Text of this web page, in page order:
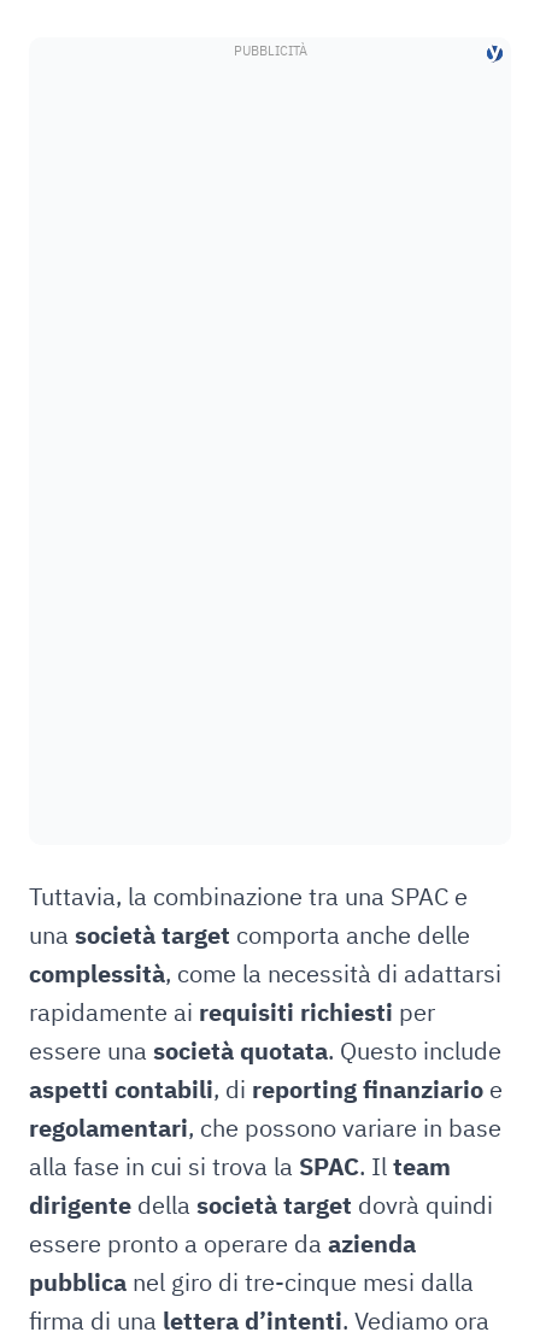
Tuttavia, la combinazione tra una SPAC e
una società target comporta anche delle
complessità, come la necessità di adattarsi
rapidamente ai requisiti richiesti per
essere una società quotata. Questo include
aspetti contabili, di reporting finanziario e
regolamentari, che possono variare in base
alla fase in cui si trova la SPAC. Ilteam
dirigente della società target dovrà quindi
essere pronto a operare da azienda
pubblica nel giro di tre-cinque mesi dalla
firma di una lettera d’intenti. Vediamo ora